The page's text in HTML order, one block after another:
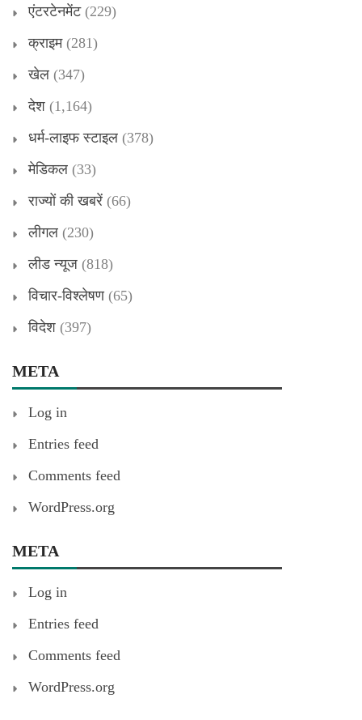
एंटरटेनमेंट(229)
क्राइम(281)
खेल (347)
देश (1,164)
धर्म-लाइफ स्टाइल (378)
मेडिकल (33)
राज्यों की खबरें (66)
लीगल (230)
लीड न्यूज (818)
विचार-विश्लेषण(65)
विदेश (397)
META
Log in
Entries feed
Comments feed
WordPress.org
META
Log in
Entries feed
Comments feed
WordPress.org